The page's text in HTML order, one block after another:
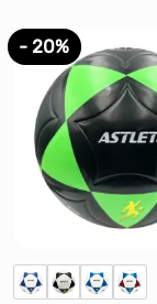
- 20%